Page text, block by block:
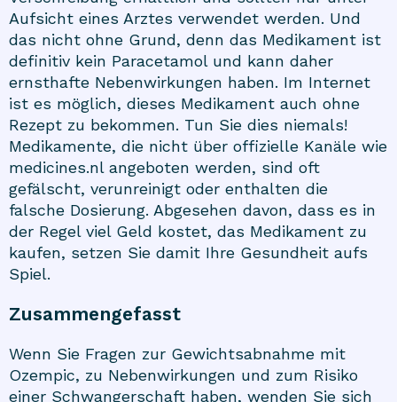
Aufsicht eines Arztes verwendet werden. Und
das nicht ohne Grund, denn das Medikament ist
definitiv kein Paracetamol und kann daher
ernsthafte Nebenwirkungen haben. Im Internet
ist es möglich, dieses Medikament auch ohne
Rezept zu bekommen. Tun Sie dies niemals!
Medikamente, die nicht über offizielle Kanäle wie
medicines.nl angeboten werden, sind oft
gefälscht, verunreinigt oder enthalten die
falsche Dosierung. Abgesehen davon, dass es in
der Regel viel Geld kostet, das Medikament zu
kaufen, setzen Sie damit Ihre Gesundheit aufs
Spiel.
Zusammengefasst
Wenn Sie Fragen zur Gewichtsabnahme mit
Ozempic, zu Nebenwirkungen und zum Risiko
einer Schwangerschaft haben, wenden Sie sich